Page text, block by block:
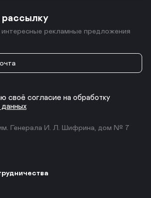
рекламные предложения
своё согласие на обработку
им. Генерала И. Л. Шифрина, дом № 7